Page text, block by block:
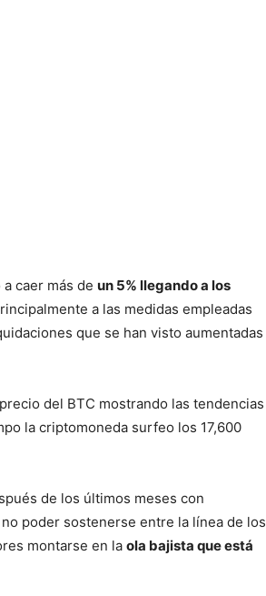
caer más de un 5% llegando a los
a las medidas empleadas
que se han visto aumentadas
del BTC mostrando las tendencias
la criptomoneda surfeo los 17,600
de los últimos meses con
poder sostenerse entre la línea de los
montarse en la ola bajista que está